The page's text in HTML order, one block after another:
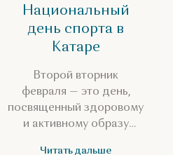
Национальный
день спорта в
Катаре
Второй вторник
февраля — это день,
посвященный здоровому
и активному образу
Читать дальше